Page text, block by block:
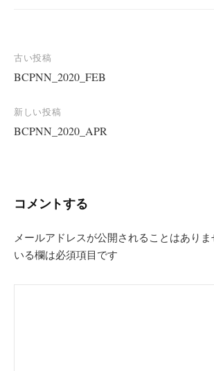
投
稿
ナ
ビ
ョ
古い投稿
BCPNN_2020_FEB
新しい投稿
BCPNN_2020_APR
コメントする
メールアドレスが公開されることはありま
いる欄は必須項目です